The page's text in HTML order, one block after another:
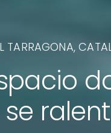
TARRAGONA,